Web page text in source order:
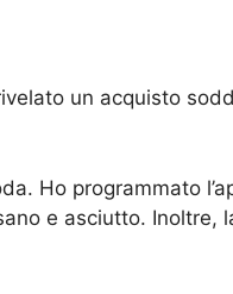
un acquisto
Ho programmato
e asciutto.